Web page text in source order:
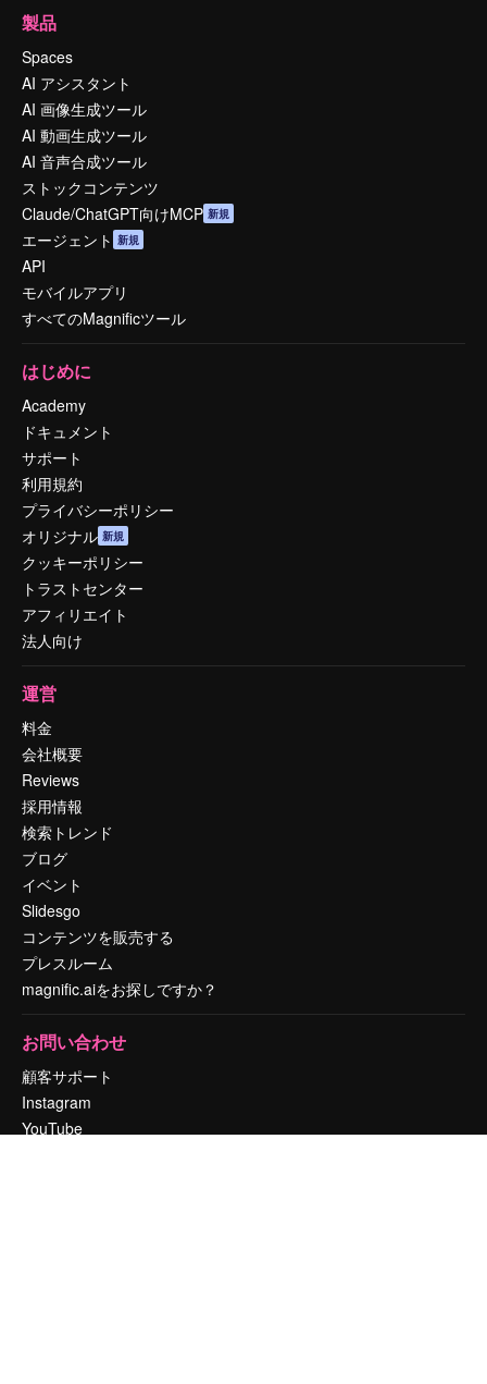
製品
Spaces
AI アシスタント
AI 画像生成ツール
AI 動画生成ツール
AI 音声合成ツール
ストックコンテンツ
Claude/ChatGPT向けMCP 新規
エージェント 新規
API
モバイルアプリ
すべてのMagnificツール
はじめに
Academy
ドキュメント
サポート
利用規約
プライバシーポリシー
オリジナル 新規
クッキーポリシー
トラストセンター
アフィリエイト
法人向け
運営
料金
会社概要
Reviews
採用情報
検索トレンド
ブログ
イベント
Slidesgo
コンテンツを販売する
プレスルーム
magnific.aiをお探しですか？
お問い合わせ
顧客サポート
Instagram
YouTube